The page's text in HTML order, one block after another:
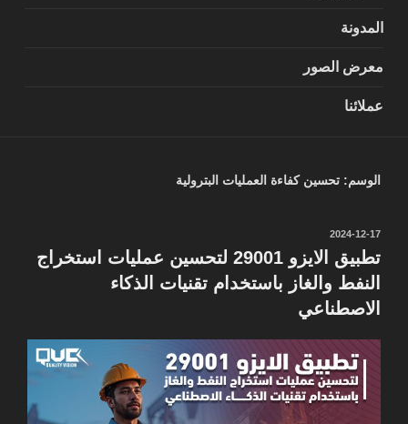
المدونة
معرض الصور
عملائنا
الوسم: تحسين كفاءة العمليات البترولية
نُشر
2024-12-17
تطبيق الايزو 29001 لتحسين عمليات استخراج
النفط والغاز باستخدام تقنيات الذكاء
الاصطناعي